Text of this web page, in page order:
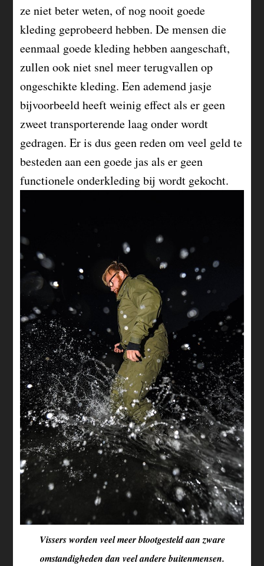
ze niet beter weten, of nog nooit goede
kleding geprobeerd hebben. De mensen die
eenmaal goede kleding hebben aangeschaft,
zullen ook niet snel meer terugvallen op
ongeschikte kleding. Een ademend jasje
bijvoorbeeld heeft weinig effect als er geen
zweet transporterende laag onder wordt
gedragen. Er is dus geen reden om veel geld te
besteden aan een goede jas als er geen
functionele onderkleding bij wordt gekocht.
Vissers worden veel meer blootgesteld aan zware
omstandigheden dan veel andere buitenmensen.